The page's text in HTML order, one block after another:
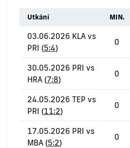
Utkání MIN.
03.06.2026 KLA vs
PRI (5:4)
0
30.05.2026 PRI vs
HRA (7:8)
0
24.05.2026 TEP vs
PRI (11:2)
0
17.05.2026 PRI vs
MBA (5:2)
0